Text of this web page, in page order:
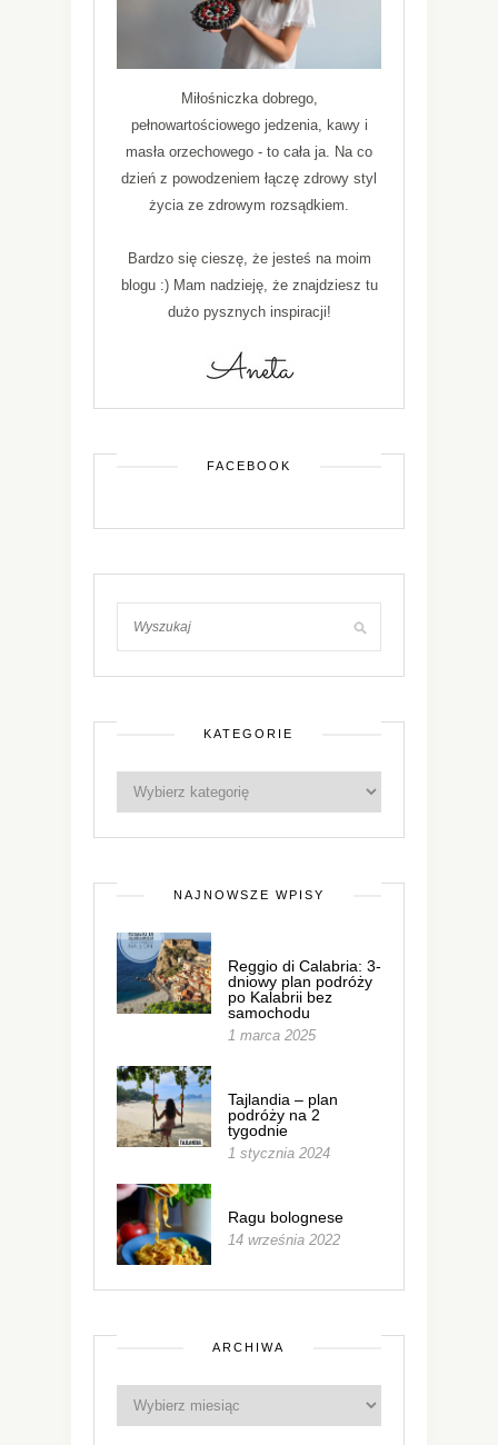
Miłośniczka dobrego,
pełnowartościowego jedzenia, kawy i
masła orzechowego - to cała ja. Na co
dzień z powodzeniem łączę zdrowy styl
życia ze zdrowym rozsądkiem.
Bardzo się cieszę, że jesteś na moim
blogu :) Mam nadzieję, że znajdziesz tu
dużo pysznych inspiracji!
FACEBOOK
KATEGORIE
NAJNOWSZE WPISY
Reggio di Calabria: 3-
dniowy plan podróży
po Kalabrii bez
samochodu
1 marca 2025
Tajlandia – plan
podróży na 2
tygodnie
1 stycznia 2024
Ragu bolognese
14 września 2022
ARCHIWA